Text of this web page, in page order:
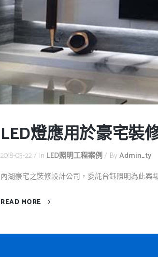
LED燈應用於豪宅裝
2018-03-22 In LED照明工程案例 By Admin_ty
內湖豪宅之裝修設計公司，委託台鈺照明為此案
READ MORE